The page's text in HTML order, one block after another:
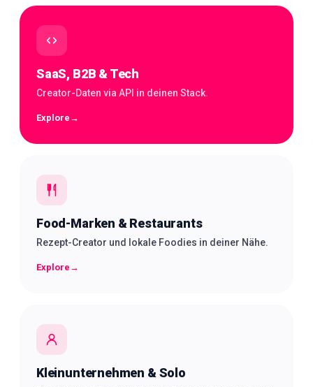
SaaS, B2B & Tech
Creator-Daten via API in deinen Stack.
Explore →
Food-Marken & Restaurants
Rezept-Creator und lokale Foodies in deiner Nähe.
Explore →
Kleinunternehmen & Solo